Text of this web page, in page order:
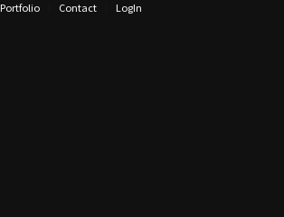
Portfolio Contact LogIn